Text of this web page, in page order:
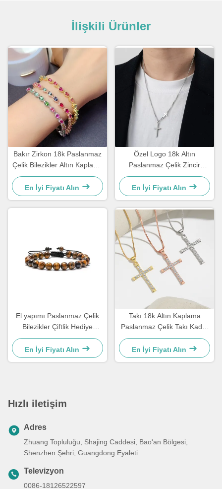
İlişkili Ürünler
Bakır Zirkon 18k Paslanmaz
Çelik Bilezikler Altın Kaplama
Elmas Kadın Bilezik
En İyi Fiyatı Alın
Özel Logo 18k Altın
Paslanmaz Çelik Zincir
Erkekler Mücevher Çapraz
Kolye Zincirleri
En İyi Fiyatı Alın
El yapımı Paslanmaz Çelik
Bilezikler Çiftlik Hediye
Erkekler Kaplan Gözleri Taş
Mermi Bilezik
En İyi Fiyatı Alın
Takı 18k Altın Kaplama
Paslanmaz Çelik Takı Kadın
Gerdanlık Çapraz Kolye 50
cm
En İyi Fiyatı Alın
Hızlı iletişim
Adres
Zhuang Topluluğu, Shajing Caddesi, Bao'an Bölgesi,
Shenzhen Şehri, Guangdong Eyaleti
Televizyon
0086-18126522597